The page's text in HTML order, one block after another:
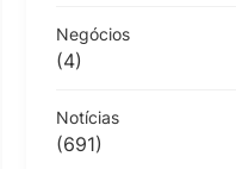
Negócios
(4)
Notícias
(691)